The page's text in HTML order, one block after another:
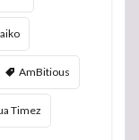
aiko
AmBitious
Timez